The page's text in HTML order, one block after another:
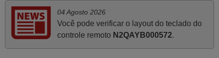
cliente, clareza de instruções durante o processo,
qualidade do produto, cumprimento dos prazos A TUDO
ISTO DOU DOU A NOTA MÁXIMA DE 5 ESTRELAS.
Sinceramente, faço votos para que assim continuem, pois
infelizmente vai sendo raro encontrar Empresas cuja
04 Agosto 2026
Você pode verificar o layout do teclado do
controle remoto N2QAYB000572.